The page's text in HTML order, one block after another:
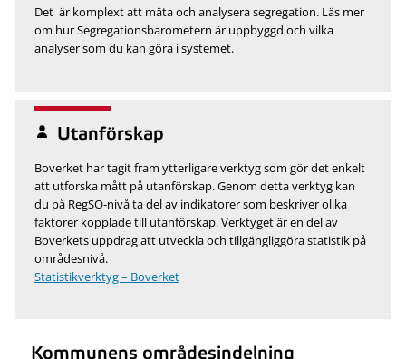
Det är komplext att mäta och analysera segregation. Läs mer
om hur Segregationsbarometern är uppbyggd och vilka
analyser som du kan göra i systemet.
Utanförskap
Boverket har tagit fram ytterligare verktyg som gör det enkelt
att utforska mått på utanförskap. Genom detta verktyg kan
du på RegSO-nivå ta del av indikatorer som beskriver olika
faktorer kopplade till utanförskap. Verktyget är en del av
Boverkets uppdrag att utveckla och tillgängliggöra statistik på
områdesnivå.
Statistikverktyg – Boverket
Kommunens områdesindelning